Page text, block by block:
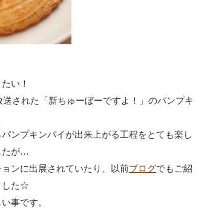
い！
された「新ちゅーぼーですよ！」のパンプキ
ンプキンパイが出来上がる工程をとても楽し
たが…
ンに出展されていたり、以前ブログでもご紹
した☆
事です。